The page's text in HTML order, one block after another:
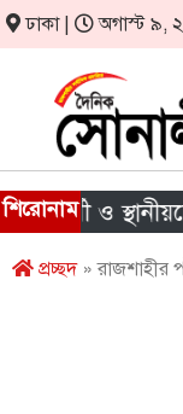
ঢাকা | অগাস্ট ৯,
শিরোনামও স্থানীয়দের
প্রচ্ছদ» রাজশাহীর